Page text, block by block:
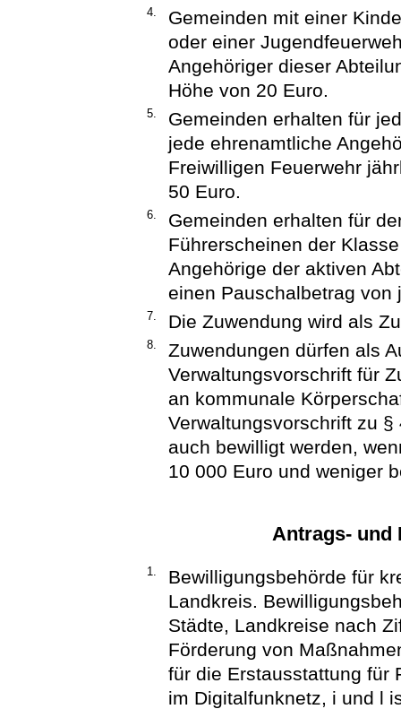
4.
Gemeinden mit einer
oder einer
Angehöriger dieser
Höhe von 20 Euro.
5.
Gemeinden erhalten für
jede ehrenamtliche
Freiwilligen Feuerwehr
50 Euro.
6.
Gemeinden erhalten für
Führerscheinen der
Angehörige der aktiven
einen Pauschalbetrag von
7. Die Zuwendung wird als
8.
Zuwendungen dürfen als
Verwaltungsvorschrift für
an kommunale
Verwaltungsvorschrift zu
auch bewilligt werden,
10 000 Euro und weniger
Antrags- und
1.
Bewilligungsbehörde für
Landkreis.
Städte, Landkreise nach
Förderung von
für die Erstausstattung für
im Digitalfunknetz, i und l